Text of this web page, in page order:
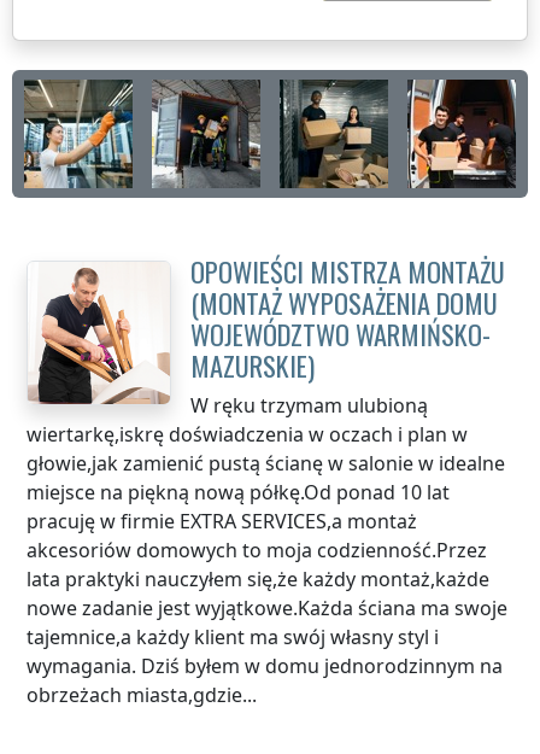
OPOWIEŚCI MISTRZA MONTAŻU
(MONTAŻ WYPOSAŻENIA DOMU
WOJEWÓDZTWO WARMIŃSKO-
MAZURSKIE)
W ręku trzymam ulubioną
wiertarkę,iskrę doświadczenia w oczach i plan w
głowie,jak zamienić pustą ścianę w salonie w idealne
miejsce na piękną nową półkę.Od ponad 10 lat
pracuję w firmie EXTRA SERVICES,a montaż
akcesoriów domowych to moja codzienność.Przez
lata praktyki nauczyłem się,że każdy montaż,każde
nowe zadanie jest wyjątkowe.Każda ściana ma swoje
tajemnice,a każdy klient ma swój własny styl i
wymagania. Dziś byłem w domu jednorodzinnym na
obrzeżach miasta,gdzie...